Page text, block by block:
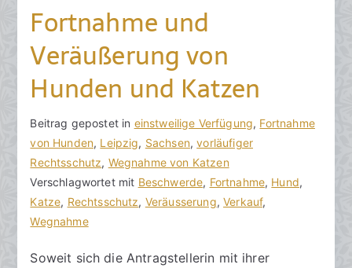
u
i
2
0
2
Fortnahme und
Veräußerung von
Hunden und Katzen
V
o
n
h
o
r
k
B
e
i
t
r
a
v
Beitrag gepostet in einstweilige Verfügung, Fortnahme
von Hunden, Leipzig, Sachsen,vorläufiger
Rechtsschutz, Wegnahme von Katzen
Verschlagwortet mit Beschwerde, Fortnahme, Hund,
Katze, Rechtsschutz, Veräusserung,Verkauf,
Wegnahme
K
e
i
n
e
K
m
Soweit sich die Antragstellerin mit ihrer